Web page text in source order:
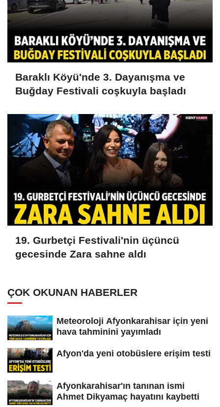
Baraklı Köyü'nde 3. Dayanışma ve
Buğday Festivali coşkuyla başladı
19. Gurbetçi Festivali'nin üçüncü
gecesinde Zara sahne aldı
ÇOK OKUNAN HABERLER
Meteoroloji Afyonkarahisar için yeni
hava tahminini yayımladı
Afyon'da yeni otobüslere erişim testi
Afyonkarahisar'ın tanınan ismi
Ahmet Dikyamaç hayatını kaybetti